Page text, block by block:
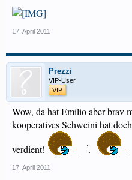
17. April 2011
Prezzi
VIP-User
VIP
Wow, da hat Emilio aber brav
kooperatives Schweini hat
verdient!
17. April 2011